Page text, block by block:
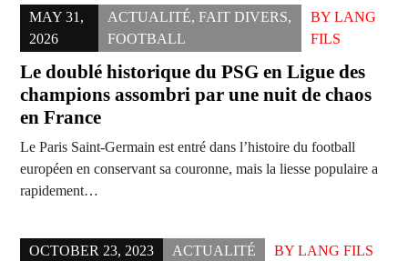
MAY 31,
2026
ACTUALITÉ,FAIT DIVERS,
FOOTBALL
BY LANG
FILS
Le doublé historique du PSG en Ligue des
champions assombri par une nuit de chaos
en France
Le Paris Saint-Germain est entré dans l’histoire du football
européen en conservant sa couronne, mais la liesse populaire a
rapidement…
OCTOBER 23, 2023 ACTUALITÉ BY LANG FILS